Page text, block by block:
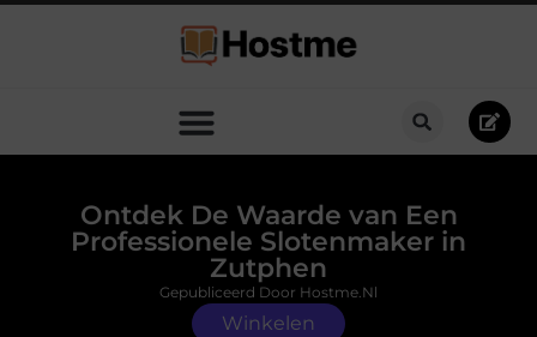
Ontdek De Waarde van Een
Professionele Slotenmaker in
Zutphen
Winkelen
Gepubliceerd Door Hostme.nl